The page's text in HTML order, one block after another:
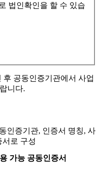
법인확인을 할 수 있습
공동인증기관에서 사업
니다.
인증기관, 인증서 명칭, 사
서로 구성
가능 공동인증서